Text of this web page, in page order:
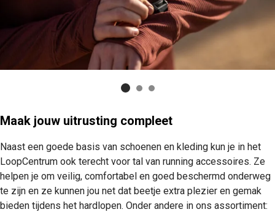
Maak jouw uitrusting compleet
Naast een goede basis van schoenen en kleding kun je in het
LoopCentrum ook terecht voor tal van running accessoires. Ze
helpen je om veilig, comfortabel en goed beschermd onderweg
te zijn en ze kunnen jou net dat beetje extra plezier en gemak
bieden tijdens het hardlopen. Onder andere in ons assortiment: